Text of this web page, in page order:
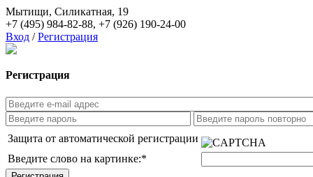
Мытищи, Силикатная, 19
+7 (495) 984-82-88, +7 (926) 190-24-00
Вход / Регистрация
Регистрация
Защита от автоматической регистрации
Введите слово на картинке:*